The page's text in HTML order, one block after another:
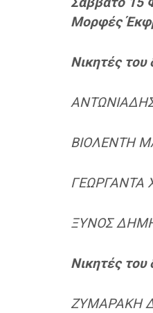
Μορφές
Νικητές του
ΒΙΟΛΕΝΤΗ
ΓΕΩΡΓΑΝΤΑ
ΞΥΝΟΣ
Νικητές του
ΖΥΜΑΡΑΚΗ